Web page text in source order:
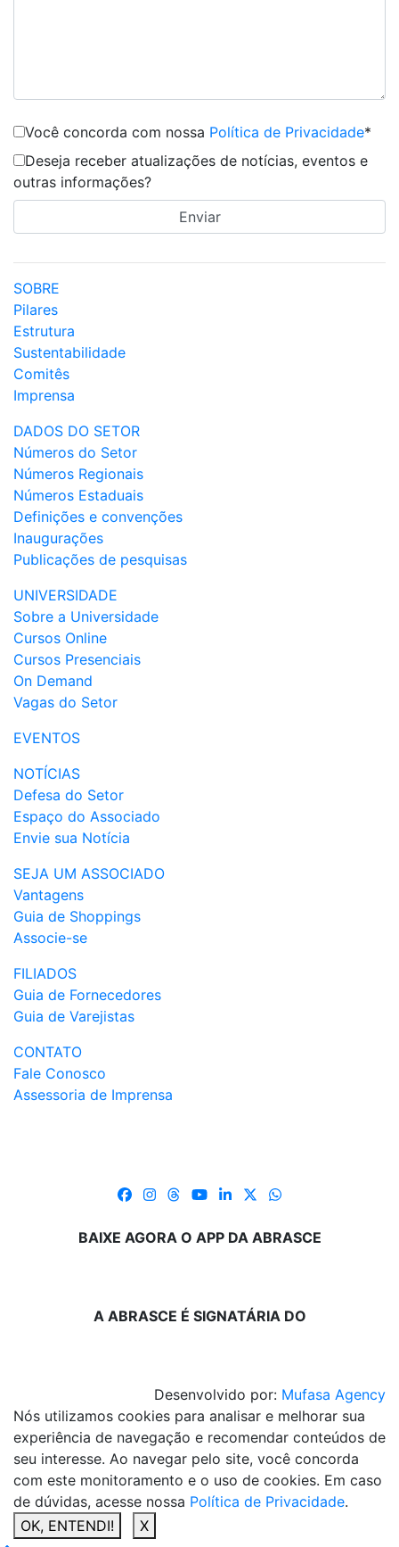
Você concorda com nossa Política de Privacidade*
Deseja receber atualizações de notícias, eventos e
outras informações?
SOBRE
Pilares
Estrutura
Sustentabilidade
Comitês
Imprensa
DADOS DO SETOR
Números do Setor
Números Regionais
Números Estaduais
Definições e convenções
Inaugurações
Publicações de pesquisas
UNIVERSIDADE
Sobre a Universidade
Cursos Online
Cursos Presenciais
On Demand
Vagas do Setor
EVENTOS
NOTÍCIAS
Defesa do Setor
Espaço do Associado
Envie sua Notícia
SEJA UM ASSOCIADO
Vantagens
Guia de Shoppings
Associe-se
FILIADOS
Guia de Fornecedores
Guia de Varejistas
CONTATO
Fale Conosco
Assessoria de Imprensa
BAIXE AGORA O APP DA ABRASCE
A ABRASCE É SIGNATÁRIA DO
Desenvolvido por: Mufasa Agency
Nós utilizamos cookies para analisar e melhorar sua
experiência de navegação e recomendar conteúdos de
seu interesse. Ao navegar pelo site, você concorda
com este monitoramento e o uso de cookies. Em caso
de dúvidas, acesse nossa Política de Privacidade.
OK, ENTENDI!
X